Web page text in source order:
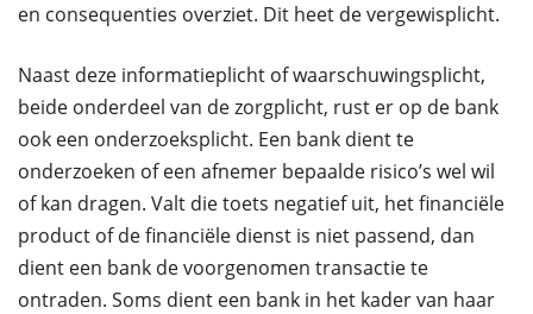
en consequenties overziet. Dit heet de vergewisplicht.
Naast deze informatieplicht of waarschuwingsplicht,
beide onderdeel van de zorgplicht, rust er op de bank
ook een onderzoeksplicht. Een bank dient te
onderzoeken of een afnemer bepaalde risico’s wel wil
of kan dragen. Valt die toets negatief uit, het financiële
product of de financiële dienst is niet passend, dan
dient een bank de voorgenomen transactie te
ontraden. Soms dient een bank in het kader van haar